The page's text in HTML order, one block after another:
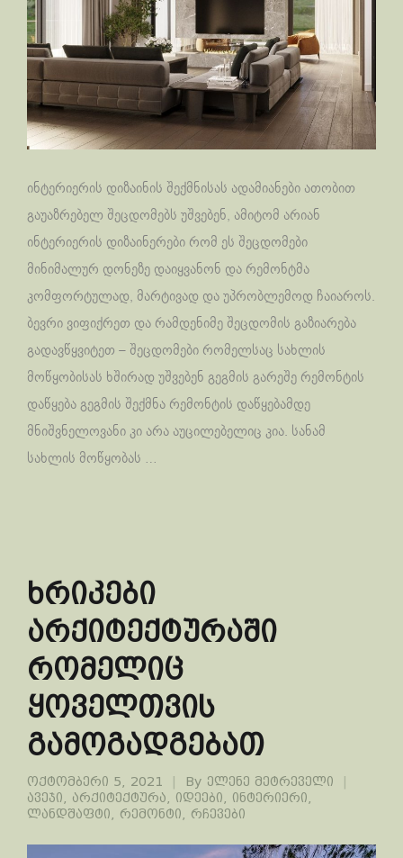
ინტერიერის დიზაინის შექმნისას ადამიანები ათობით
გაუაზრებელ შეცდომებს უშვებენ, ამიტომ არიან
ინტერიერის დიზაინერები რომ ეს შეცდომები
მინიმალურ დონეზე დაიყვანონ და რემონტმა
კომფორტულად, მარტივად და უპრობლემოდ ჩაიაროს.
ბევრი ვიფიქრეთ და რამდენიმე შეცდომის გაზიარება
გადავწყვიტეთ – შეცდომები რომელსაც სახლის
მოწყობისას ხშირად უშვებენ გეგმის გარეშე რემონტის
დაწყება გეგმის შექმნა რემონტის დაწყებამდე
მნიშვნელოვანი კი არა აუცილებელიც კია. სანამ
სახლის მოწყობას …
ხრიკები
არქიტექტურაში
რომელიც
ყოველთვის
გამოგადგებათ
ოქტომბერი 5, 2021 By ელენე მეტრეველი
ავეჯი
არქიტექტურა იდეები ინტერიერი
ლანდშაფტი
რემონტი რჩევები